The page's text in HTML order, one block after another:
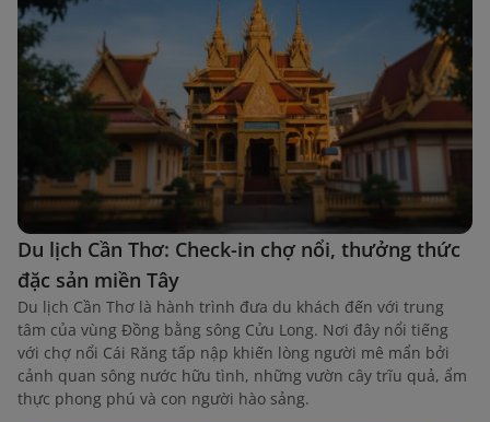
Du lịch Cần Thơ: Check-in chợ nổi, thưởng thức
đặc sản miền Tây
Du lịch Cần Thơ là hành trình đưa du khách đến với trung
tâm của vùng Đồng bằng sông Cửu Long. Nơi đây nổi tiếng
với chợ nổi Cái Răng tấp nập khiến lòng người mê mẩn bởi
cảnh quan sông nước hữu tình, những vườn cây trĩu quả, ẩm
thực phong phú và con người hào sảng.